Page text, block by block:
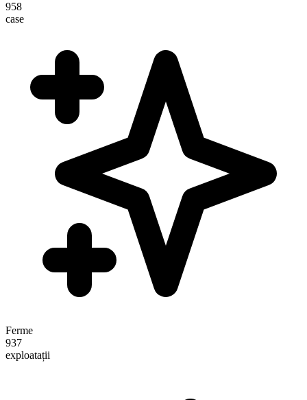
958
case
Ferme
937
exploatații